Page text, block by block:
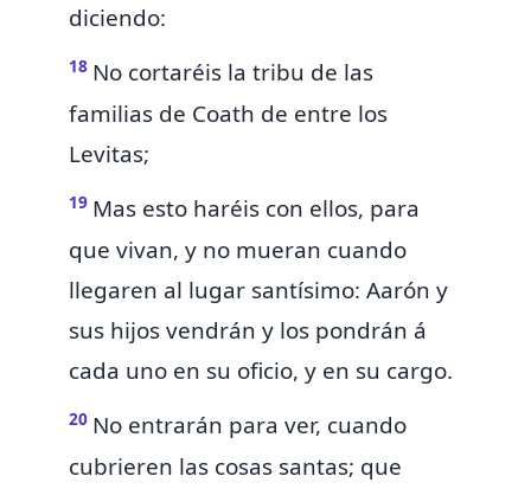
diciendo:
18 No cortaréis la tribu de las
familias de Coath de entre los
Levitas;
19 Mas esto haréis con ellos, para
que vivan, y no mueran cuando
llegaren al lugar santísimo: Aarón y
sus hijos vendrán y los pondrán á
cada uno en su oficio, y en su cargo.
20 No entrarán para ver, cuando
cubrieren las cosas santas; que